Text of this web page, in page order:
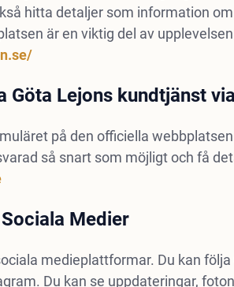
hitta detaljer som information
är en viktig del av
Göta Lejons kundtjänst
på den officiella
så snart som möjligt och få
Medier
medieplattformar. Du kan följa
Du kan se uppdateringar,